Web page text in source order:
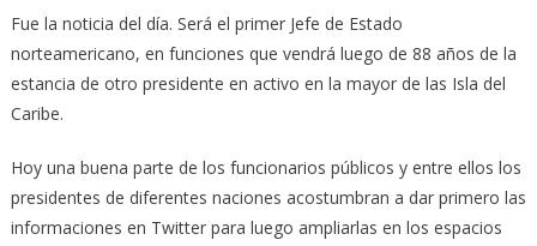
Fue la noticia del día. Será el primer Jefe de Estado
norteamericano, en funciones que vendrá luego de 88 años de la
estancia de otro presidente en activo en la mayor de las Isla del
Caribe.
Hoy una buena parte de los funcionarios públicos y entre ellos los
presidentes de diferentes naciones acostumbran a dar primero las
informaciones en Twitter para luego ampliarlas en los espacios